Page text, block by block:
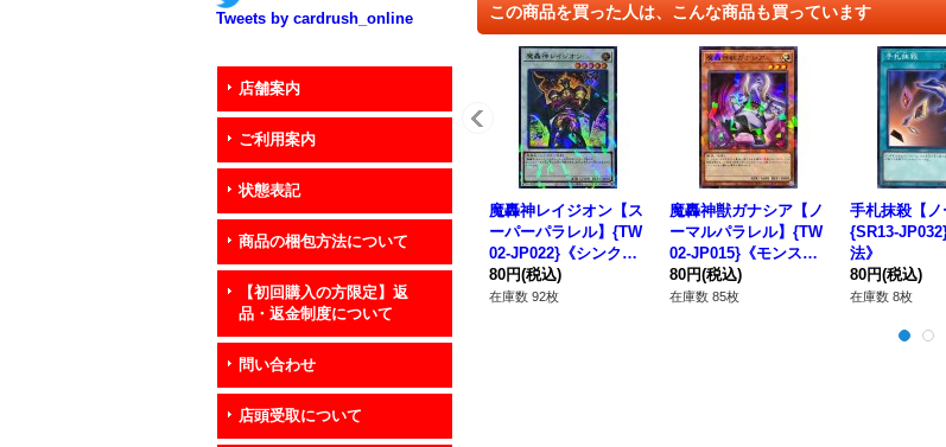
Tweets by cardrush_online
店舗案内
ご利用案内
状態表記
商品の梱包方法について
【初回購入の方限定】返
品・返金制度について
問い合わせ
店頭受取について
この商品を買った人は、こんな商品も買っています
魔轟神レイジオン【ス
ーパーパラレル】{TW
02-JP022}《シンク
ロ》
80円(税込)
在庫数 92枚
魔轟神獣ガナシア【ノ
ーマルパラレル】{TW
02-JP015}《モンスタ
ー》
80円(税込)
在庫数 85枚
手札抹殺【ノ
{SR13-
法》
80円(税込)
在庫数 8枚